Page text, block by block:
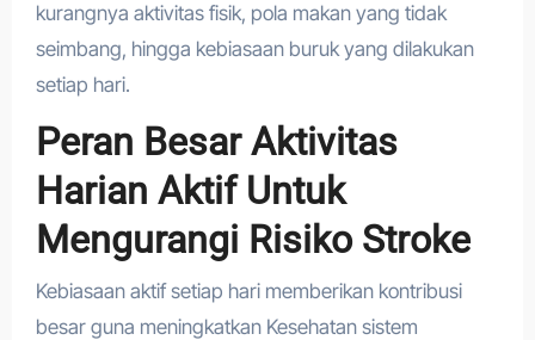
kurangnya aktivitas fisik, pola makan yang tidak
seimbang, hingga kebiasaan buruk yang dilakukan
setiap hari.
Peran Besar Aktivitas
Harian Aktif Untuk
Mengurangi Risiko Stroke
Kebiasaan aktif setiap hari memberikan kontribusi
besar guna meningkatkan Kesehatan sistem